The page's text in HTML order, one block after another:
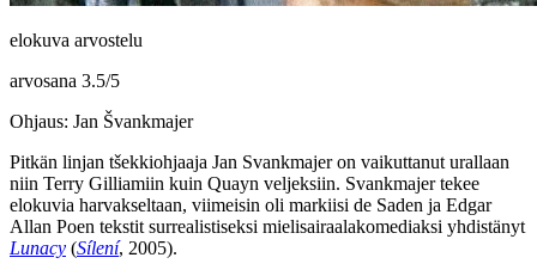
elokuva arvostelu
arvosana 3.5/5
Ohjaus: Jan Švankmajer
Pitkän linjan tšekkiohjaaja Jan Svankmajeron vaikuttanut urallaan
niin Terry Gilliamiin kuin Quayn veljeksiin. Svankmajer tekee
elokuvia harvakseltaan, viimeisin oli markiisi de Saden ja Edgar
Allan Poen tekstit surrealistiseksi mielisairaalakomediaksi yhdistänyt
Lunacy (Sílení, 2005).